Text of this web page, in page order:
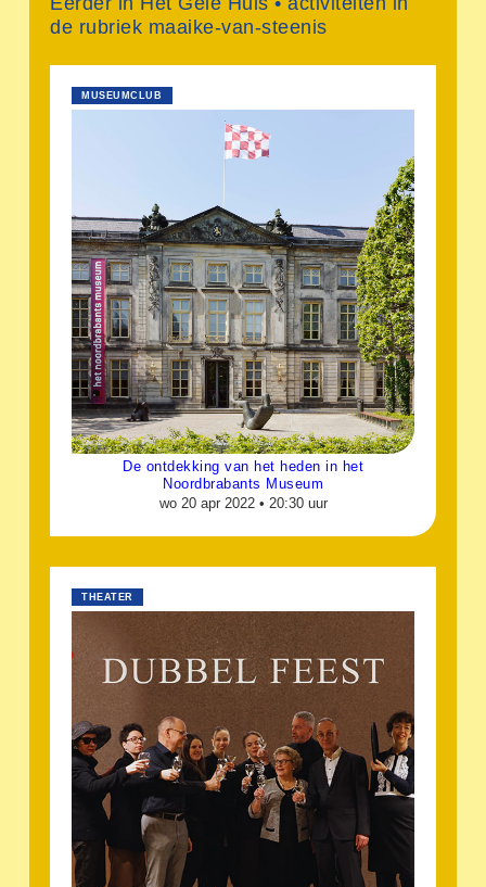
de rubriek maaike-van-steenis
MUSEUMCLUB
De ontdekking van het heden in het
Noordbrabants Museum
wo 20 apr 2022 • 20:30 uur
THEATER